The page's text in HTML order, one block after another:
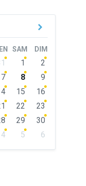
Next
SAM DIM
1
2
7 8
9
15
16
22
23
29
30
4 5
6